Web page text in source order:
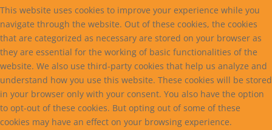
This website uses cookies to improve your experience while you
navigate through the website. Out of these cookies, the cookies
that are categorized as necessary are stored on your browser as
they are essential for the working of basic functionalities of the
website. We also use third-party cookies that help us analyze and
understand how you use this website. These cookies will be stored
in your browser only with your consent. You also have the option
to opt-out of these cookies. But opting out of some of these
cookies may have an effect on your browsing experience.